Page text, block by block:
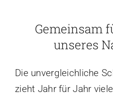
Gemeinsam
unseres
Die unvergleichliche
zieht Jahr für Jahr